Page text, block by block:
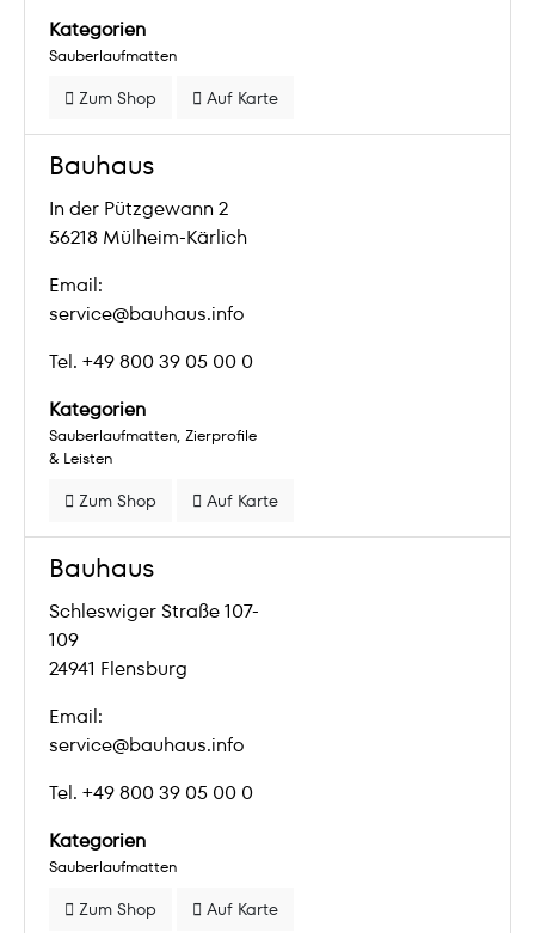
Kategorien
Sauberlaufmatten
Zum Shop Auf Karte
Bauhaus
In der Pützgewann 2
56218 Mülheim-Kärlich
Email:
service@bauhaus.info
Tel. +49 800 39 05 00 0
Kategorien
Sauberlaufmatten Zierprofile
& Leisten
Zum Shop Auf Karte
Bauhaus
Schleswiger Straße 107-
109
24941 Flensburg
Email:
service@bauhaus.info
Tel. +49 800 39 05 00 0
Kategorien
Sauberlaufmatten
Zum Shop Auf Karte